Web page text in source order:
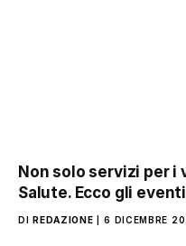
Non solo servizi per i
Salute. Ecco gli
DI REDAZIONE 6 DICEMBRE